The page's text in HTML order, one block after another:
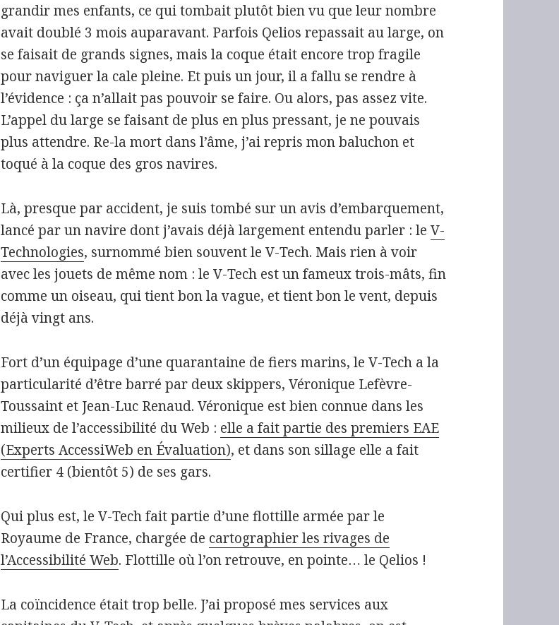
grandir mes enfants, ce qui tombait plutôt bien vu que leur nombre
avait doublé 3 mois auparavant. Parfois Qelios repassait au large, on
se faisait de grands signes, mais la coque était encore trop fragile
pour naviguer la cale pleine. Et puis un jour, il a fallu se rendre à
l’évidence : ça n’allait pas pouvoir se faire. Ou alors, pas assez vite.
L’appel du large se faisant de plus en plus pressant, je ne pouvais
plus attendre. Re-la mort dans l’âme, j’ai repris mon baluchon et
toqué à la coque des gros navires.
Là, presque par accident, je suis tombé sur un avis d’embarquement,
lancé par un navire dont j’avais déjà largement entendu parler : leV-
Technologies, surnommé bien souvent le V-Tech. Mais rien à voir
avec les jouets de même nom : le V-Tech est un fameux trois-mâts, fin
comme un oiseau, qui tient bon la vague, et tient bon le vent, depuis
déjà vingt ans.
Fort d’un équipage d’une quarantaine de fiers marins, le V-Tech a la
particularité d’être barré par deux skippers, Véronique Lefèvre-
Toussaint et Jean-Luc Renaud. Véronique est bien connue dans les
milieux de l’accessibilité du Web : elle a fait partie des premiers EAE
(Experts AccessiWeb en Évaluation), et dans son sillage elle a fait
certifier 4 (bientôt 5) de ses gars.
Qui plus est, le V-Tech fait partie d’une flottille armée par le
Royaume de France, chargée de cartographier les rivages de
l’Accessibilité Web. Flottille où l’on retrouve, en pointe… le Qelios !
La coïncidence était trop belle. J’ai proposé mes services aux